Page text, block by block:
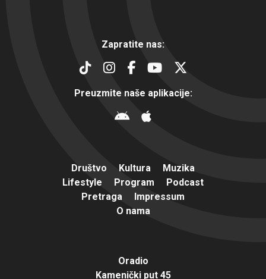
Zapratite nas:
Preuzmite naše aplikacije:
Društvo Kultura
Muzika
Lifestyle
Program
Podcast
Pretraga
Impressum
O nama
Oradio
Kamenički put 45